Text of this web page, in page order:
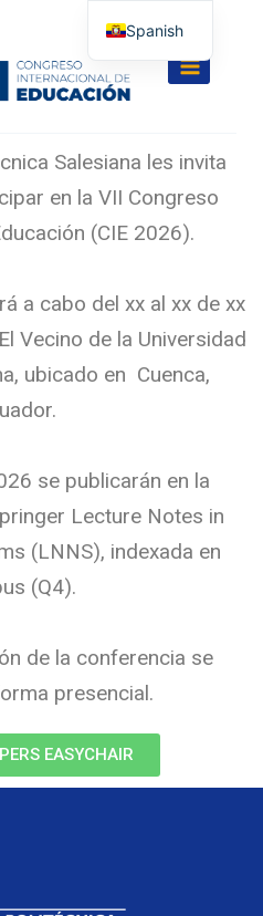
Salesiana les invita
en la VII Congreso
(CIE 2026).
a cabo del xx al xx de xx
Vecino de la Universidad
ubicado en Cuenca,
se publicarán en la
Lecture Notes in
(LNNS), indexada en
(Q4).
de la conferencia se
presencial.
EASYCHAIR
Spanish
English